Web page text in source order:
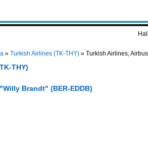
» Turkish Airlines (TK-THY) » Turkish Airlines,
THY)
Brandt" (BER-EDDB)